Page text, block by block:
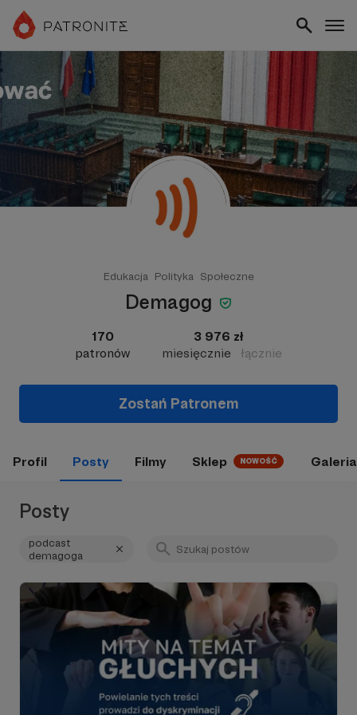
Edukacja Polityka Społeczne
Demagog
170
patronów
3 976 zł
miesięcznie
łącznie
Zostań Patronem
Profil Posty Filmy Sklep NOWOŚĆ Galeria
Posty
podcast
demagoga